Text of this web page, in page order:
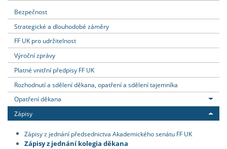
Bezpečnost
Strategické a dlouhodobé záměry
FF UK pro udržitelnost
Výroční zprávy
Platné vnitřní předpisy FF UK
Rozhodnutí a sdělení děkana, opatření a sdělení tajemníka
Opatření děkana
Zápisy
Zápisy z jednání předsednictva Akademického senátu FF UK
Zápisy z jednání kolegia děkana